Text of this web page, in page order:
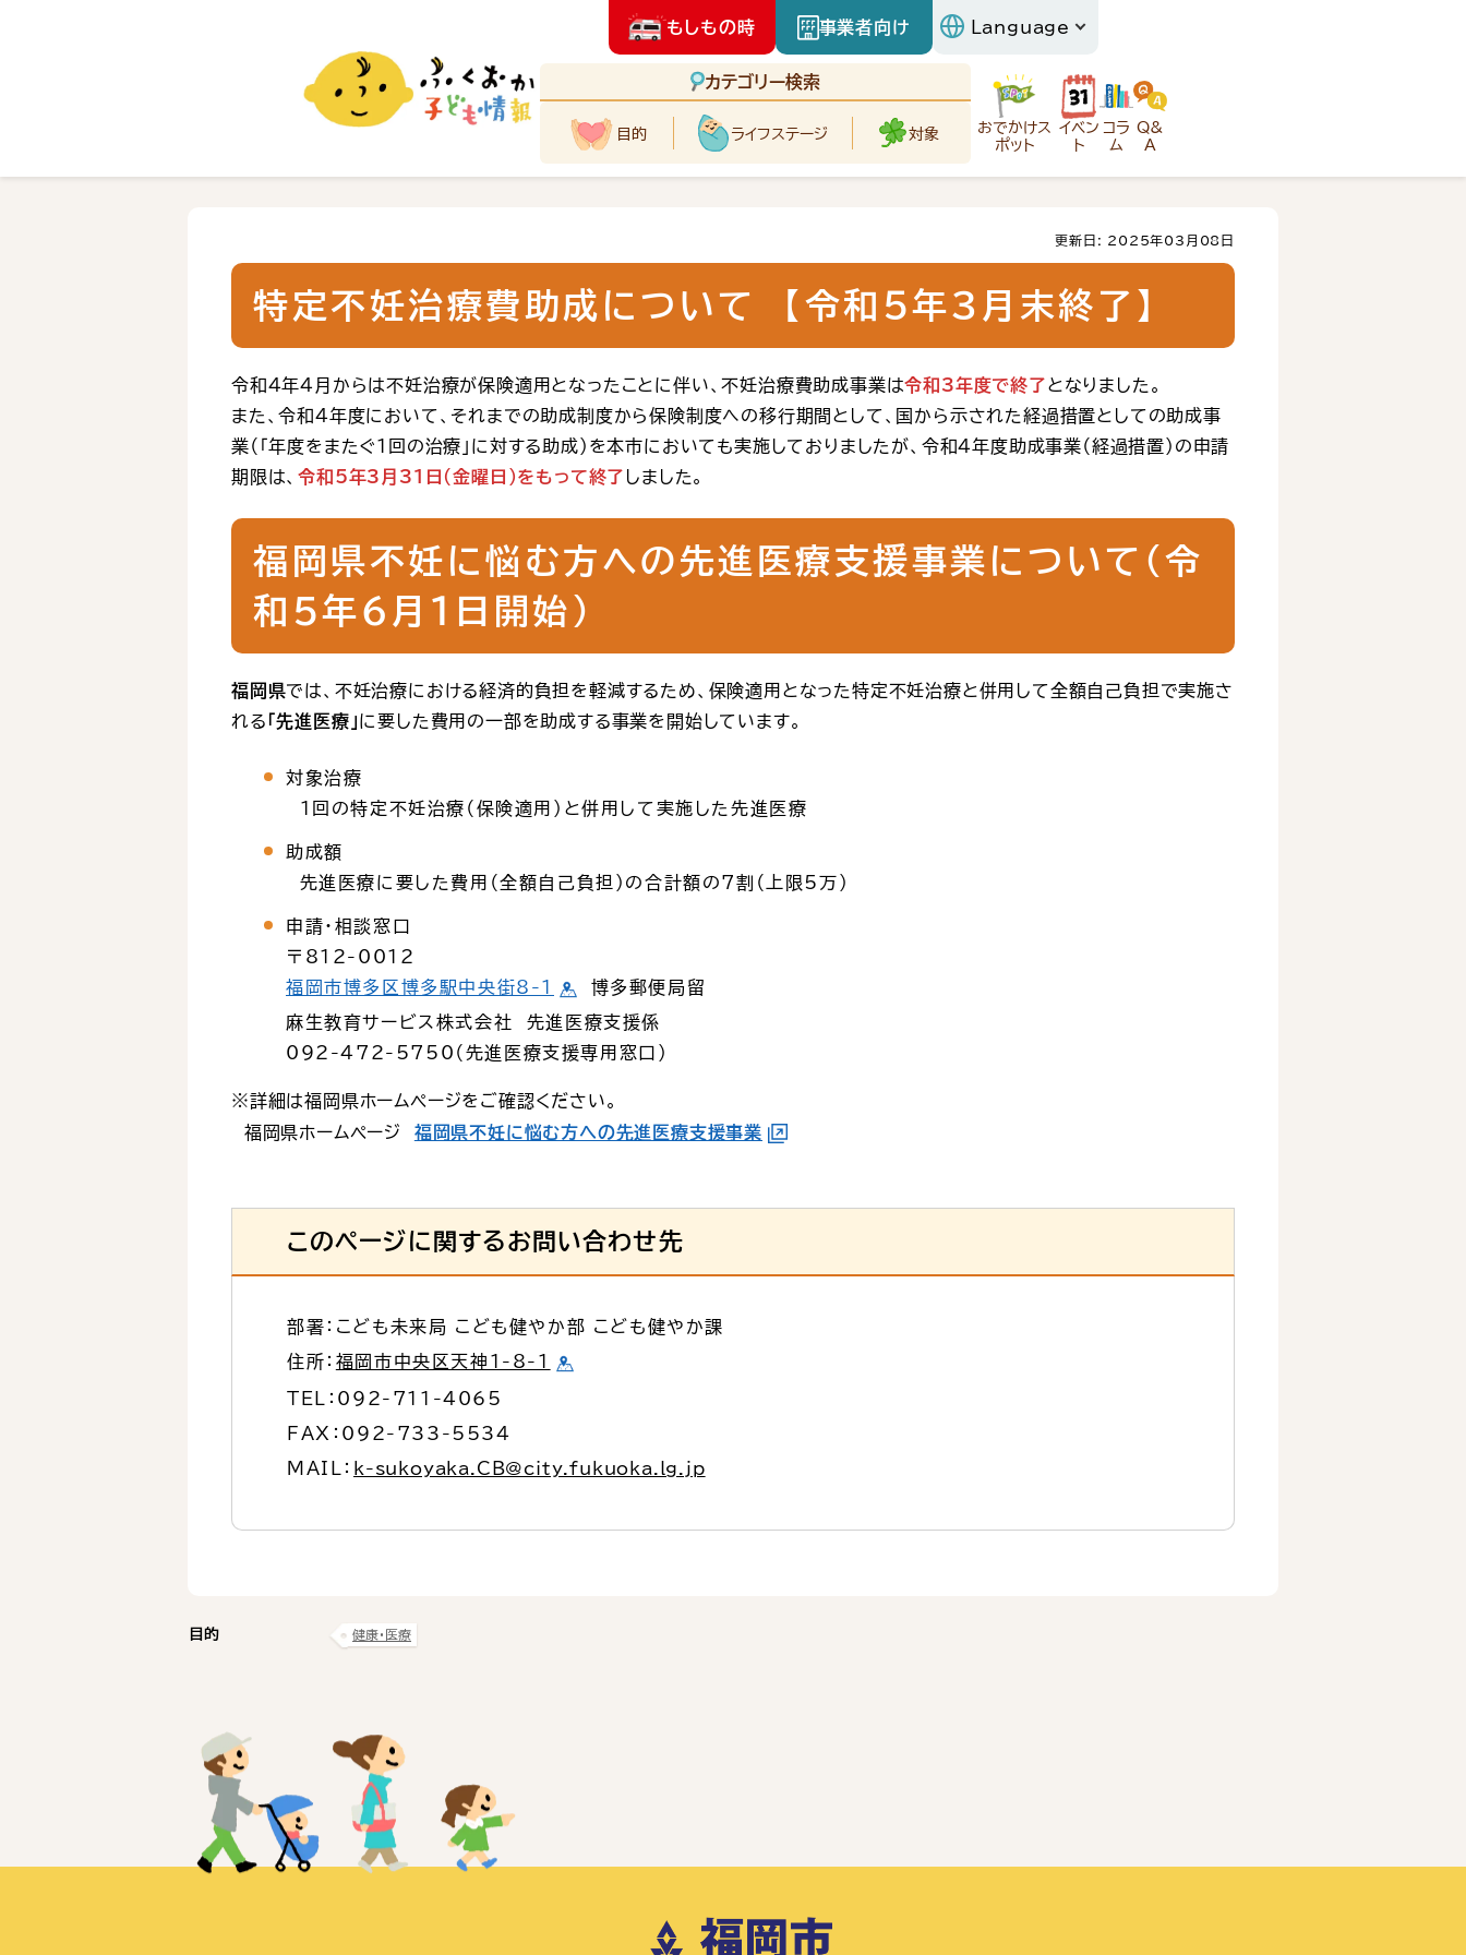
もしもの時 事業者向け
カテゴリー検索
目的 ライフステージ 対象
おでかけス
ポット
イベン
ト
コラ
ム
Q&
A
更新日: 2025年03月08日
特定不妊治療費助成について 【令和５年３月末終了】
令和4年4月からは不妊治療が保険適用となったことに伴い、不妊治療費助成事業は令和3年度で終了となりました。
また、令和4年度において、それまでの助成制度から保険制度への移行期間として、国から示された経過措置としての助成事
業（「年度をまたぐ1回の治療」に対する助成）を本市においても実施しておりましたが、令和4年度助成事業（経過措置）の申請
期限は、令和5年3月31日（金曜日）をもって終了 しました。
福岡県不妊に悩む方への先進医療支援事業について（令
和5年6月1日開始）
福岡県では、不妊治療における経済的負担を軽減するため、保険適用となった特定不妊治療と併用して全額自己負担で実施さ
れる 「先進医療」に要した費用の一部を助成する事業を開始しています。
対象治療
１回の特定不妊治療（保険適用）と併用して実施した先進医療
助成額
先進医療に要した費用（全額自己負担）の合計額の7割（上限5万）
申請・相談窓口
〒812-0012
福岡市博多区博多駅中央街8-1
博多郵便局留
麻生教育サービス株式会社 先進医療支援係
092-472-5750 （先進医療支援専用窓口）
※詳細は福岡県ホームページをご確認ください。
福岡県ホームページ 福岡県不妊に悩む方への先進医療支援事業
このページに関するお問い合わせ先
部署：こども未来局 こども健やか部 こども健やか課
住所： 福岡市中央区天神1-8-1
TEL： 092-711-4065
FAX：092-733-5534
MAIL： k-sukoyaka.CB@city.fukuoka.lg.jp
目的 健康・医療